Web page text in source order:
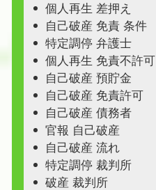
個人再生 差押え
自己破産 免責 条件
特定調停 弁護士
個人再生 免責不許可
自己破産 預貯金
自己破産 免責許可
自己破産 債務者
官報 自己破産
自己破産 流れ
特定調停 裁判所
破産 裁判所